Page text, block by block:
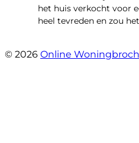
het huis verkocht voor
heel tevreden en zou
© 2026 Online